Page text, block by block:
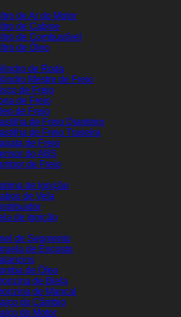
de Ar do Motor
de Cabine
de Combustível
de Óleo
de Roda
Mestre de Freio
de Freio
de Freio
de Freio
de Freio Dianteiro
de Freio Traseira
de Freio
do ABS
de Freio
de Ignição
de Vela
de Ignição
de Segmento
de Encosto
de Óleo
de Biela
de Mancal
do Câmbio
do Motor